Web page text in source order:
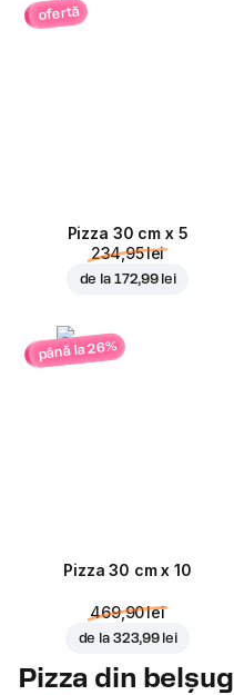
ofertă
Pizza 30 cm x 5
234,95 lei
de la 172,99 lei
până la 26%
Pizza 30 cm x 10
469,90 lei
de la 323,99 lei
Pizza din belșug